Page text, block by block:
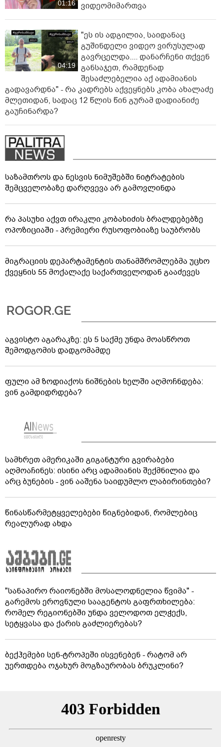
01:16
ვიდეომიმართვა
04:19
"ეს ის ადგილია, საიდანაც
გუშინდელი ვიდეო ვირუსულად
გავრცელდა.... დანარჩენი თქვენ
განსაჯეთ, რამდენად
შესაძლებელია აქ ადამიანის
გადავარდნა" - რა კადრებს აქვეყნებს კობა ახალაძე
მლეთიდან, სადაც 12 წლის წინ გურამ დადიანიძე
გაუჩინარდა?
საზამთროს და ნესვის ნიმუშებში ნიტრატების
შემცველობაზე დარღვევა არ გამოვლინდა
რა პასუხი აქვთ ირაკლი კობახიძის ბრალდებებზე
ოპოზიციაში - პრემიერი რუსოფობიაზე საუბრობს
მიგრაციის დეპარტამენტის თანამშრომლებმა უცხო
ქვეყნის 55 მოქალაქე საქართველოდან გააძევეს
აგვისტო აგარაკზე: ეს 5 საქმე უნდა მოასწროთ
შემოდგომის დადგომამდე
ფული ამ ზოდიაქოს ნიშნების ხელში აღმოჩნდება:
ვინ გამდიდრდება?
სამხრეთ ამერიკაში გიგანტური გვირაბები
აღმოაჩინეს: ისინი არც ადამიანის შექმნილია და
არც ბუნების - ვინ ააშენა საიდუმლო ლაბირინთები?
წინასწარმეტყველებები წიგნებიდან, რომლებიც
რეალურად ახდა
"სანაპირო რაიონებში მოსალოდნელია წვიმა" -
გარემოს ეროვნული სააგენტოს გაფრთხილება:
რომელ რეგიონებში უნდა ველოდოთ ელჭექს,
სეტყვასა და ქარის გაძლიერებას?
ბექჰემები სენ-ტროპეში ისვენებენ - რატომ არ
უერთდება ოჯახურ მოგზაურობას ბრუკლინი?